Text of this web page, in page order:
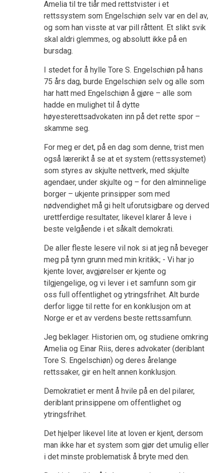
Amelia til tre tiår med rettstvister i et
rettssystem som Engelschiøn selv var en del av,
og som han visste at var pill råttent. Et slikt svik
skal aldri glemmes, og absolutt ikke på en
bursdag.
I stedet for å hylle Tore S. Engelschiøn på hans
75 års dag, burde Engelschiøn selv og alle som
har hatt med Engelschiøn å gjøre – alle som
hadde en mulighet til å dytte
høyesterettsadvokaten inn på det rette spor –
skamme seg.
For meg er det, på en dag som denne, trist men
også lærerikt å se at et system (rettssystemet)
som styres av skjulte nettverk, med skjulte
agendaer, under skjulte og – for den alminnelige
borger – ukjente prinsipper som med
nødvendighet må gi helt uforutsigbare og derved
urettferdige resultater, likevel klarer å leve i
beste velgående i et såkalt demokrati.
De aller fleste lesere vil nok si at jeg nå beveger
meg på tynn grunn med min kritikk; - Vi har jo
kjente lover, avgjørelser er kjente og
tilgjengelige, og vi lever i et samfunn som gir
oss full offentlighet og ytringsfrihet. Alt burde
derfor ligge til rette for en konklusjon om at
Norge er et av verdens beste rettssamfunn.
Jeg beklager. Historien om, og studiene omkring
Amelia og Einar Riis, deres advokater (deriblant
Tore S. Engelschiøn) og deres årelange
rettssaker, gir en helt annen konklusjon.
Demokratiet er ment å hvile på en del pilarer,
deriblant prinsippene om offentlighet og
ytringsfrihet.
Det hjelper likevel lite at loven er kjent, dersom
man ikke har et system som gjør det umulig eller
i det minste problematisk å bryte med den.